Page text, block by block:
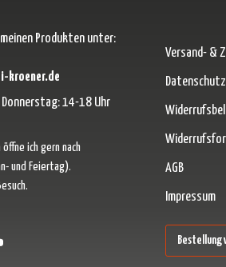
Produkten unter:
kroener.de
14-18 Uhr
ich gern nach
und Feiertag).
– öffnet in neuem Tab (externer Link)
vorbei – öffnet in neuem Tab (externer Link)
dich auf Pinterest inspirieren – öffnet in neuem Tab
uns auf X – öffnet in neuem Tab (externer Link)
Versand- &
AGB
Impressum